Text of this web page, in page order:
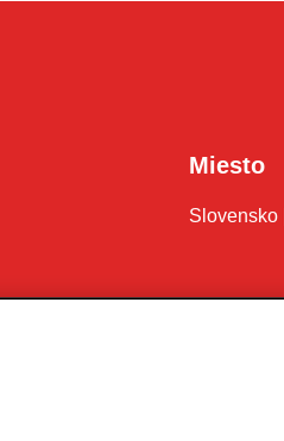
Miesto
Slovensko |